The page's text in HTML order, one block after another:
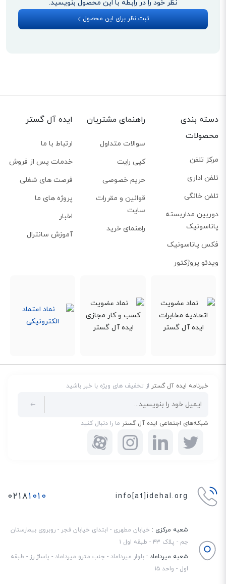
نظر خود را در رابطه با این محصول بنویسید.
ثبت نظر برای این محصول
دسته بندی
محصولات
مرکز تلفن
تلفن اداری
تلفن خانگی
دوربین مداربسته
پاناسونیک
فکس پاناسونیک
ویدئو پروژکتور
راهنمای مشتریان
سوالات متداول
کپی رایت
حریم خصوصی
قوانین و مقررات
سایت
راهنمای خرید
ایده آل گستر
ارتباط با ما
خدمات پس از فروش
فرصت های شغلی
پروژه های ما
اخبار
آموزش سانترال
خبرنامه ایده آل گستراز تخفیف های ویژه با خبر باشید
شبکه‌های اجتماعی ایده آل گسترما را دنبال کنید
info[at]idehal.org ۰۲۱۸۱۰۱۰
شعبه مرکزی : خیابان مطهری - ابتدای خیابان فجر - روبروی بیمارستان
جم - پلاک ۴۳ - طبقه اول ۱
شعبه میرداماد : بلوار میرداماد - جنب مترو میرداماد - پاساژ رز - طبقه
اول - واحد ۱۵